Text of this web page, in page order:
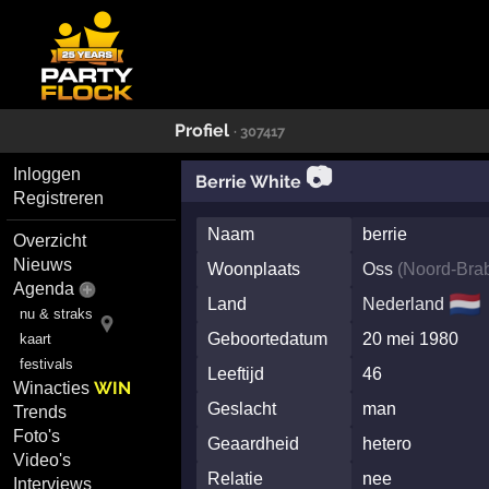
Profiel · 307417
Inloggen
Registreren
Overzicht
Nieuws
Agenda
nu & straks
kaart
festivals
WinactiesWIN
Trends
Foto's
Video's
Interviews
Berrie White 📷
Naam
berrie
Woonplaats
Oss (Noord-
Land
Nederland 🇳🇱
Geboortedatum
20 mei 1980
Leeftijd
46
Geslacht
man
Geaardheid
hetero
Relatie
nee